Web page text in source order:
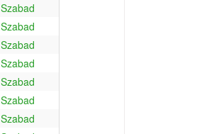
Szabad
Szabad
Szabad
Szabad
Szabad
Szabad
Szabad